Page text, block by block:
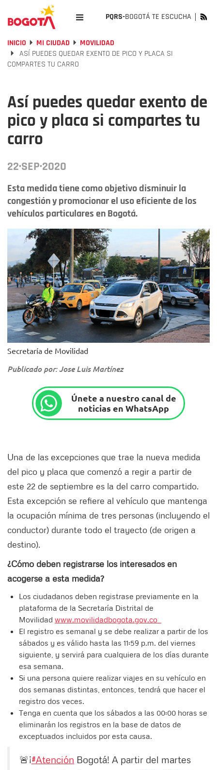
PQRS-BOGOTÁ TE ESCUCHA
INICIO MI CIUDAD
MOVILIDAD
ASÍ PUEDES QUEDAR EXENTO DE PICO Y PLACA SI
COMPARTES TU CARRO
Así puedes quedar exento de
pico y placa si compartes tu
carro
22·SEP·2020
Esta medida tiene como objetivo disminuir la
congestión y promocionar el uso eficiente de los
vehículos particulares en Bogotá.
Secretaría de Movilidad
Publicado por: Jose Luis Martínez
Únete a nuestro canal de
noticias en WhatsApp
Una de las excepciones que trae la nueva medida
del pico y placa que comenzó a regir a partir de
este 22 de septiembre es la del carro compartido.
Esta excepción se refiere al vehículo que mantenga
la ocupación mínima de tres personas (incluyendo el
conductor) durante todo el trayecto (de origen a
destino).
¿Cómo deben registrarse los interesados en
acogerse a esta medida?
Los ciudadanos deben registrase previamente en la
plataforma de la Secretaría Distrital de
Movilidad www.movilidadbogota.gov.co
El registro es semanal y se debe realizar a partir de los
sábados y es válido hasta las 11:59 p.m. del viernes
siguiente, y servirá para cualquiera de los días durante
esa semana.
Si una persona quiere realizar viajes en su vehículo en
dos semanas distintas, entonces, tendrá que hacer el
registro dos veces.
Tenga en cuenta que los sábados a las 00:00 horas se
eliminarán los registros en la base de datos de
exceptuados incluidos por esta causa.
🚨¡#Atención Bogotá! A partir del martes